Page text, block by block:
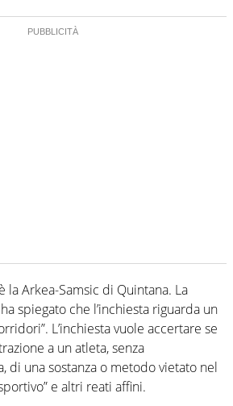
la Arkea-Samsic di Quintana. La
spiegato che l’inchiesta riguarda un
L’inchiesta vuole accertare se
a un atleta, senza
di una sostanza o metodo vietato nel
e altri reati affini.